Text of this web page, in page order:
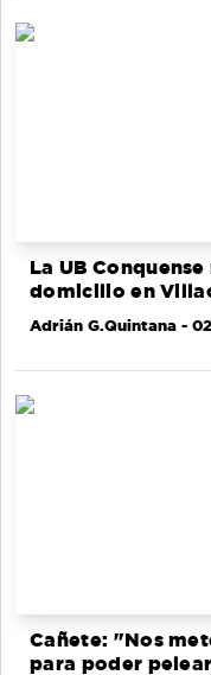
La UB
domicilio en
Adrián G.Quintana -
Cañete: "Nos
para poder